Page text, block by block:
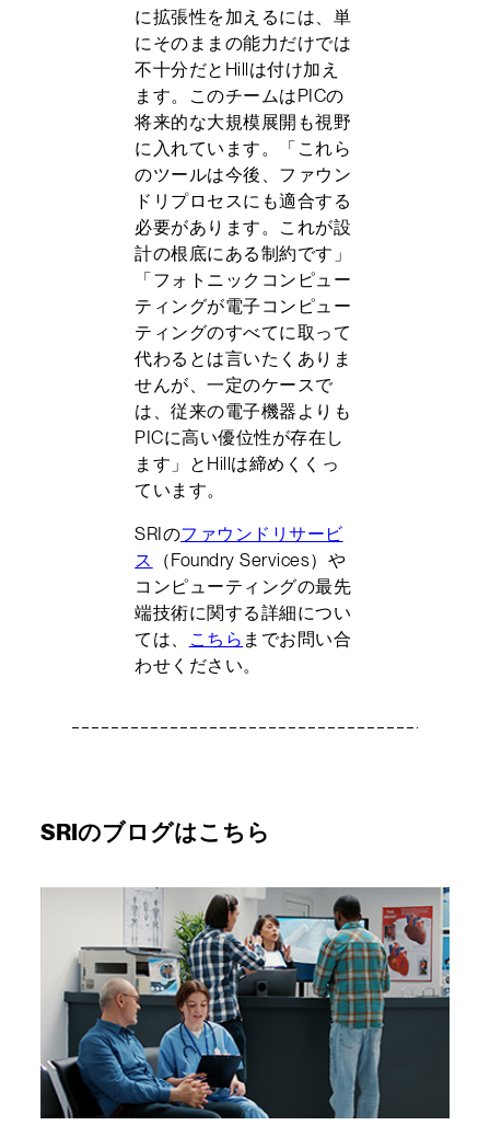
に拡張性を加えるには、単
にそのままの能力だけでは
不十分だとHillは付け加え
ます。このチームはPICの
将来的な大規模展開も視野
に入れています。「これら
のツールは今後、ファウン
ドリプロセスにも適合する
必要があります。これが設
計の根底にある制約です」
「フォトニックコンピュー
ティングが電子コンピュー
ティングのすべてに取って
代わるとは言いたくありま
せんが、一定のケースで
は、従来の電子機器よりも
PICに高い優位性が存在し
ます」とHillは締めくくっ
ています。
SRIのファウンドリサービ
ス
（Foundry Services）や
コンピューティングの最先
端技術に関する詳細につい
ては、
こちら までお問い合
わせください。
SRIのブログはこちら